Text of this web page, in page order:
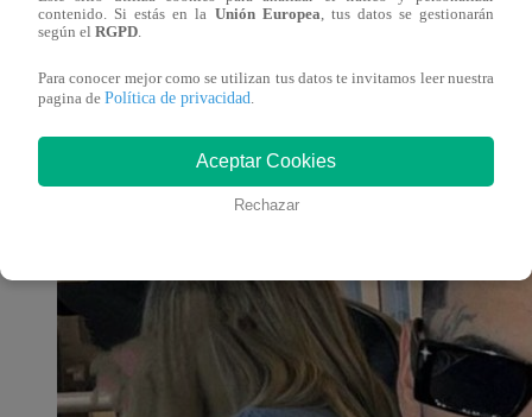
se harán responsables de la hija que esperan.
“Va a vivir como una reina porque lamentablemente,
contenido. Si estás en la Unión Europea, tus datos se gestionarán
según el RGPD.
Para conocer mejor como se utilizan tus datos te invitamos leer nuestra
pagina de Política de privacidad.
Aceptar Cookies
Rechazar